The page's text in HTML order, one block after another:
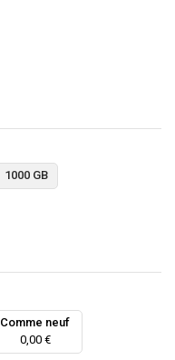
1000 GB
Comme neuf
0,00 €